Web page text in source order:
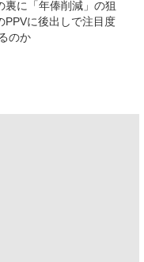
裏に「年俸削減」の狙
PPVに後出しで注目度
のか